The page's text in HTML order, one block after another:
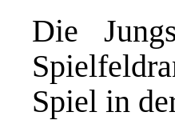
Die
Spiel in